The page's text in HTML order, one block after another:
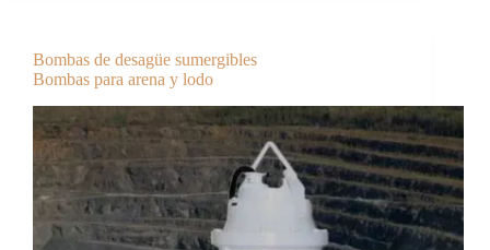
Bombas de desagüe sumergibles
Bombas para arena y lodo